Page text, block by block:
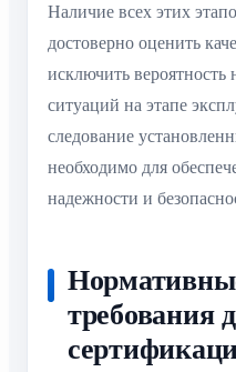
Наличие всех этих
достоверно оценить
исключить
ситуаций на этапе
следование
необходимо для
надежности и
требования